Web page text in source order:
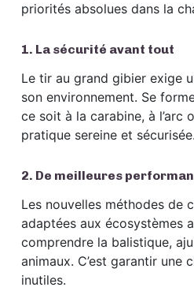
priorités absolues dans la
1. La sécurité avant tout
Le tir au grand gibier exige
son environnement. Se
ce soit à la carabine, à l’arc
pratique sereine et sécurisée.
2. De meilleures
Les nouvelles méthodes de
adaptées aux écosystèmes
comprendre la balistique,
animaux. C’est garantir une
inutiles.